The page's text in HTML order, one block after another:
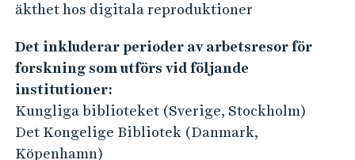
e
m
o
r
y
I
äkthet hos digitala reproduktioner
Det inkluderar perioder av arbetsresor för
forskning som utförs vid följande
institutioner:
Kungliga biblioteket (Sverige, Stockholm)
Det Kongelige Bibliotek (Danmark,
Köpenhamn)